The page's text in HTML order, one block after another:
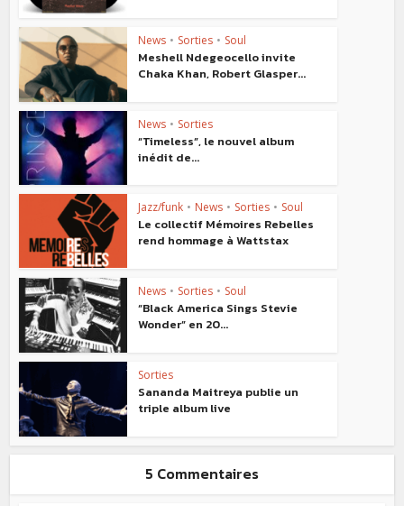
News • Sorties • Soul
Meshell Ndegeocello invite
Chaka Khan, Robert Glasper...
News • Sorties
“Timeless”, le nouvel album
inédit de...
Jazz/funk • News • Sorties • Soul
Le collectif Mémoires Rebelles
rend hommage à Wattstax
News • Sorties • Soul
“Black America Sings Stevie
Wonder” en 20...
Sorties
Sananda Maitreya publie un
triple album live
5 Commentaires